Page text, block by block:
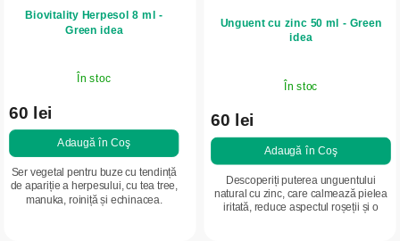
Biovitality Herpesol 8 ml -
Green idea
În stoc
60 lei
Adaugă în Coş
Ser vegetal pentru buze cu tendință
de apariție a herpesului, cu tea tree,
manuka, roiniță și echinacea.
Unguent cu zinc 50 ml - Green
idea
În stoc
60 lei
Adaugă în Coş
Descoperiți puterea unguentului
natural cu zinc, care calmează pielea
iritată, reduce aspectul roșeții și o